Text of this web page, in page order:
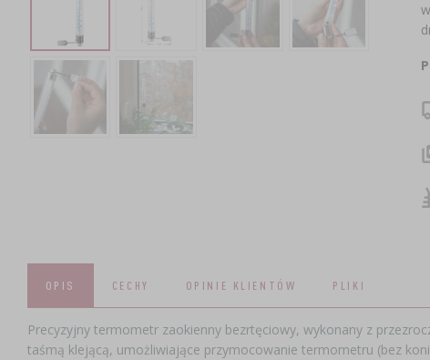
OPIS CECHY OPINIE KLIENTÓW PLIKI
Precyzyjny termometr zaokienny bezrtęciowy, wykonany z
taśmą klejącą, umożliwiające przymocowanie termometru (bez